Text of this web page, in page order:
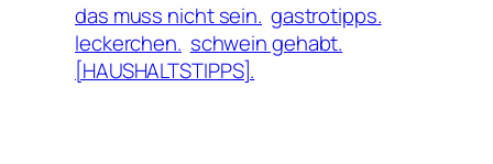
das muss nicht sein. gastrotipps.
leckerchen. schwein gehabt.
[HAUSHALTSTIPPS].